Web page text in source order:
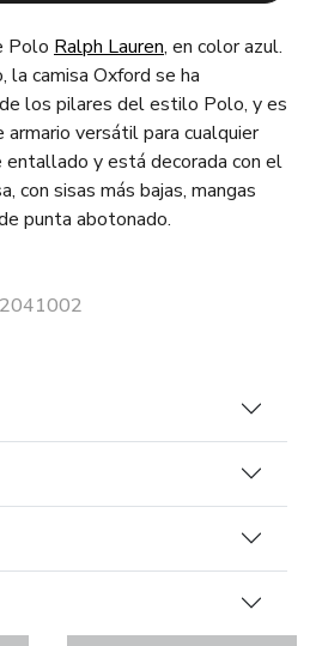
Polo Ralph Lauren, en color azul.
la camisa Oxford se ha
los pilares del estilo Polo, y es
armario versátil para cualquier
entallado y está decorada con el
con sisas más bajas, mangas
punta abotonado.